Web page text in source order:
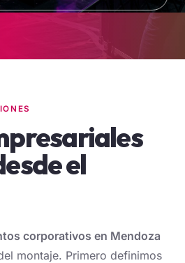
el
corporativos en Mendoza
montaje. Primero definimos